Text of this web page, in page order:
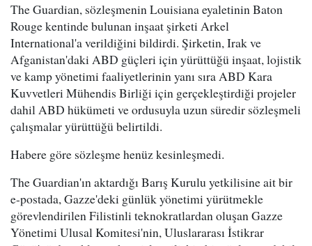
The Guardian, sözleşmenin Louisiana eyaletinin Baton
Rouge kentinde bulunan inşaat şirketi Arkel
International'a verildiğini bildirdi. Şirketin, Irak ve
Afganistan'daki ABD güçleri için yürüttüğü inşaat, lojistik
ve kamp yönetimi faaliyetlerinin yanı sıra ABD Kara
Kuvvetleri Mühendis Birliği için gerçekleştirdiği projeler
dahil ABD hükümeti ve ordusuyla uzun süredir sözleşmeli
çalışmalar yürüttüğü belirtildi.
Habere göre sözleşme henüz kesinleşmedi.
The Guardian'ın aktardığı Barış Kurulu yetkilisine ait bir
e-postada, Gazze'deki günlük yönetimi yürütmekle
görevlendirilen Filistinli teknokratlardan oluşan Gazze
Yönetimi Ulusal Komitesi'nin, Uluslararası İstikrar